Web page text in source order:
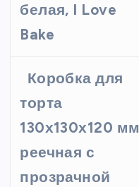
белая, I Love
Bake
Коробка для
торта
130х130х120 мм
реечная с
прозрачной